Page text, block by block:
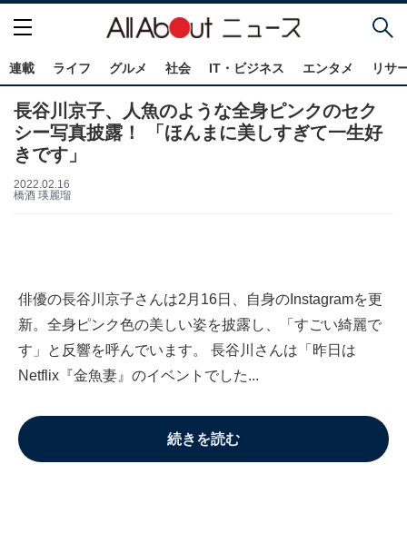
連載 ライフ グルメ 社会 IT・ビジネス エンタメ リサ
長谷川京子、人魚のような全身ピンクのセク
シー写真披露！ 「ほんまに美しすぎて一生好
きです」
2022.02.16
橋酒 瑛麗瑠
俳優の長谷川京子さんは2月16日、自身のInstagramを更
新。全身ピンク色の美しい姿を披露し、「すごい綺麗で
す」と反響を呼んでいます。 長谷川さんは「昨日は
Netflix『金魚妻』のイベントでした...
続きを読む